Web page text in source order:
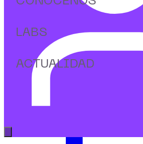
LABS
ACTUALIDAD
Estamos aquí para ayudarte. Siempre.